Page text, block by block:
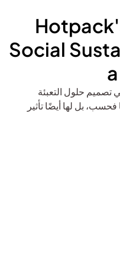
Social
تصميم حلول التعبئة
بل لها أيضًا تأثير